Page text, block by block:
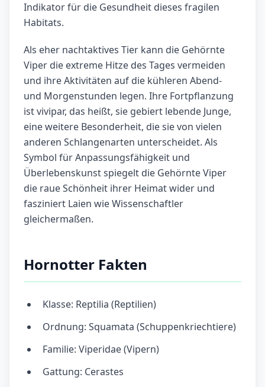
Indikator für die Gesundheit dieses fragilen
Habitats.
Als eher nachtaktives Tier kann die Gehörnte
Viper die extreme Hitze des Tages vermeiden
und ihre Aktivitäten auf die kühleren Abend-
und Morgenstunden legen. Ihre Fortpflanzung
ist vivipar, das heißt, sie gebiert lebende Junge,
eine weitere Besonderheit, die sie von vielen
anderen Schlangenarten unterscheidet. Als
Symbol für Anpassungsfähigkeit und
Überlebenskunst spiegelt die Gehörnte Viper
die raue Schönheit ihrer Heimat wider und
fasziniert Laien wie Wissenschaftler
gleichermaßen.
Hornotter Fakten
Klasse: Reptilia (Reptilien)
Ordnung: Squamata (Schuppenkriechtiere)
Familie: Viperidae (Vipern)
Gattung: Cerastes